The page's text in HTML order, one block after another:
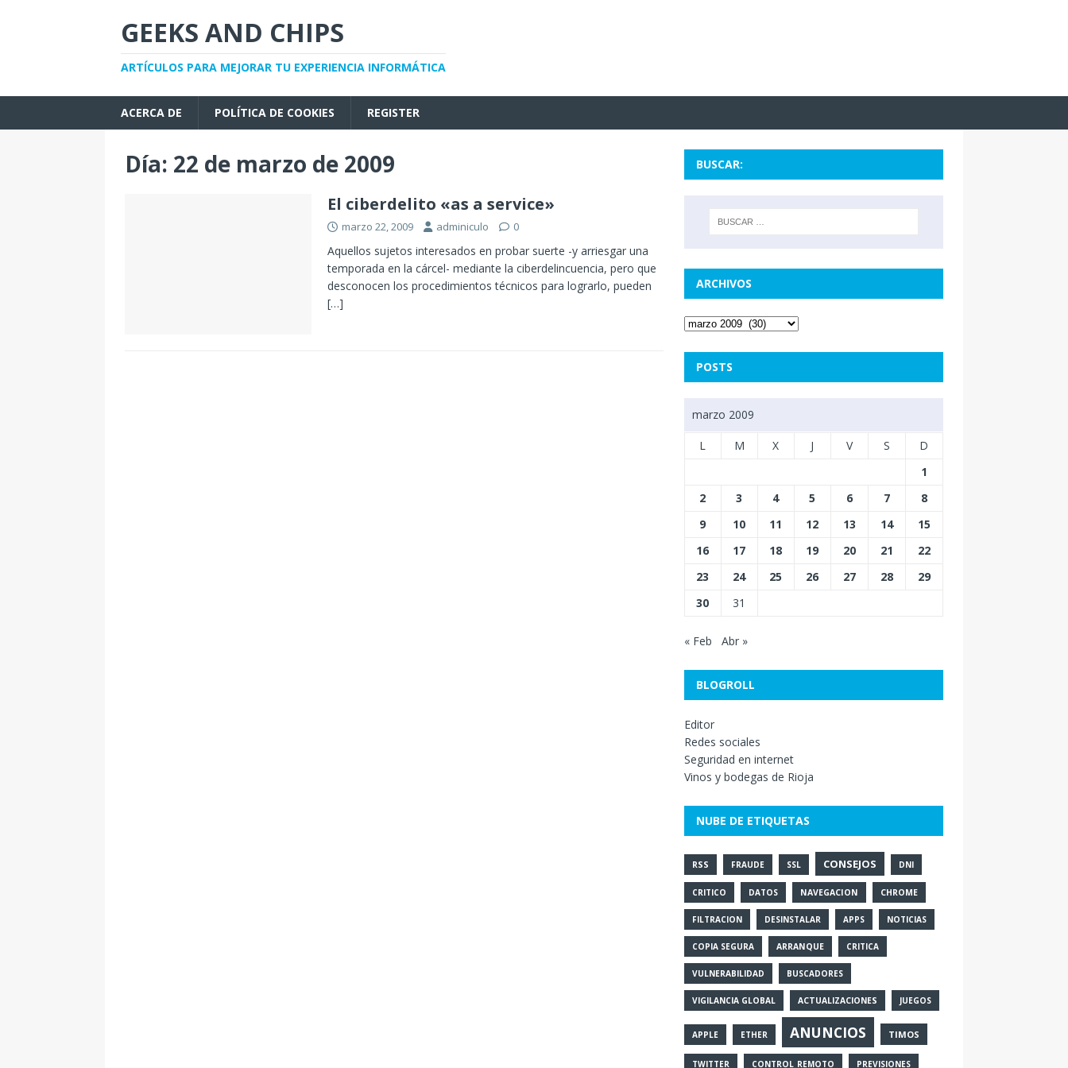
GEEKS AND CHIPS
ARTÍCULOS PARA MEJORAR TU EXPERIENCIA INFORMÁTICA
ACERCA DE POLÍTICA DE COOKIES REGISTER
Día: 22 de marzo de 2009
El ciberdelito «as a service»
marzo 22, 2009 adminiculo 0
Aquellos sujetos interesados en probar suerte -y arriesgar una
temporada en la cárcel- mediante la ciberdelincuencia, pero que
desconocen los procedimientos técnicos para lograrlo, pueden
[…]
BUSCAR:
ARCHIVOS
POSTS
marzo 2009
L M X J V S
D
1
2
3 4 5 6 7
8
9
10 11 12 13 14
15
16
17 18 19 20 21
22
23
24 25 26 27 28
29
30
31
« Feb Abr »
BLOGROLL
Editor
Redes sociales
Seguridad en internet
Vinos y bodegas de Rioja
NUBE DE ETIQUETAS
RSS FRAUDE SSL CONSEJOS DNI
CRITICO DATOS NAVEGACION CHROME
FILTRACION DESINSTALAR APPS NOTICIAS
COPIA SEGURA ARRANQUE CRITICA
VULNERABILIDAD BUSCADORES
VIGILANCIA GLOBAL ACTUALIZACIONES JUEGOS
APPLE ETHER ANUNCIOS TIMOS
TWITTER CONTROL_REMOTO PREVISIONES